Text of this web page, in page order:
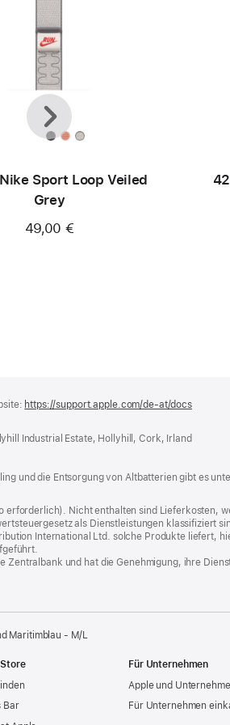
Sport Loop Veiled
Grey
49,00 €
Zurück
Weiter
https://support.apple.com/de-at/docs(öffnet
Fenster)
Industrial Estate, Hollyhill, Cork, Irland
und die Entsorgung von Altbatterien gibt es
Nicht enthalten sind Lieferkosten,
als Dienstleistungen klassifiziert
International Ltd. solche Produkte liefert,
und hat die Genehmigung, ihre
Maritimblau - M/L
Bar
Für Unternehmen
Apple und
Für Unternehmen